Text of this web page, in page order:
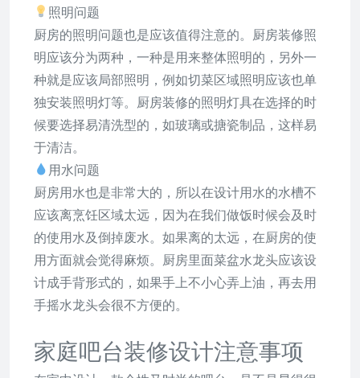
照明问题
厨房的照明问题也是应该值得注意的。厨房装修照
明应该分为两种，一种是用来整体照明的，另外一
种就是应该局部照明，例如切菜区域照明应该也单
独安装照明灯等。厨房装修的照明灯具在选择的时
候要选择易清洗型的，如玻璃或搪瓷制品，这样易
于清洁。
用水问题
厨房用水也是非常大的，所以在设计用水的水槽不
应该离烹饪区域太远，因为在我们做饭时候会及时
的使用水及倒掉废水。如果离的太远，在厨房的使
用方面就会觉得麻烦。厨房里面菜盆水龙头应该设
计成手背形式的，如果手上不小心弄上油，再去用
手摇水龙头会很不方便的。
家庭吧台装修设计注意事项